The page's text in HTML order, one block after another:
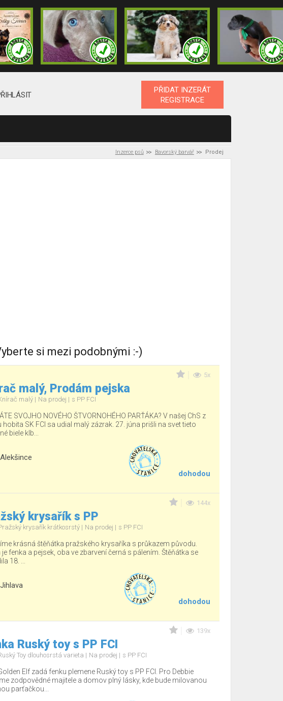
PŘIDAT INZERÁT
REGISTRACE
Inzerce psů Bavorský barvář Prodej
si mezi podobnými :-)
5x
malý, Prodám pejska
malý Na prodej s PP FCI
SVOJHO NOVÉHO ŠTVORNOHÉHO PARŤÁKA? V našej ChS z
hobita SK FCI sa udial malý zázrak. 27. júna prišli na svet tieto
biele klb...
Alekšince
dohodou
144x
krysařík s PP
krysařík krátkosrstý Na prodej s PP FCI
krásná štěňátka pražského krysaříka s průkazem původu.
fenka a pejsek, oba ve zbarvení černá s pálením. Štěňátka se
18. ...
Jihlava
dohodou
139x
Ruský toy s PP FCI
Toy dlouhosrstá varieta Na prodej s PP FCI
Elf zadá fenku plemene Ruský toy s PP FCI. Pro Debbie
zodpovědné majitele a domov plný lásky, kde bude milovanou
parťačkou...